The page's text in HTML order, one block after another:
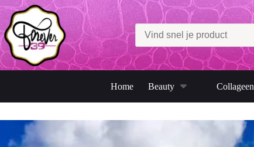
Ga
naar
de
inhoud
Home Beauty Collageen